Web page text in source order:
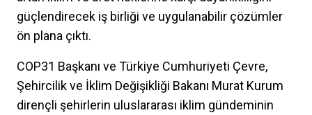
güçlendirecek iş birliği ve uygulanabilir çözümler
ön plana çıktı.
COP31 Başkanı ve Türkiye Cumhuriyeti Çevre,
Şehircilik ve İklim Değişikliği Bakanı Murat Kurum
dirençli şehirlerin uluslararası iklim gündeminin